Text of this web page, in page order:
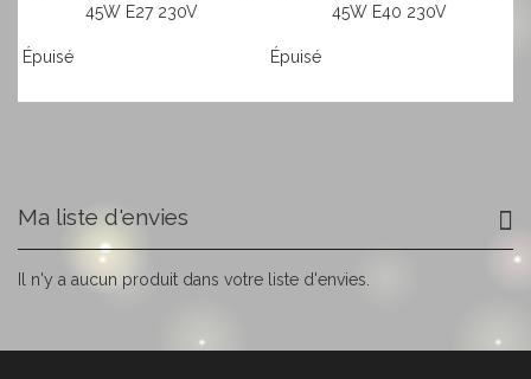
45W E27 230V
Épuisé
45W E40 230V
Épuisé
Ma liste d'envies
Il n'y a aucun produit dans votre liste d'envies.